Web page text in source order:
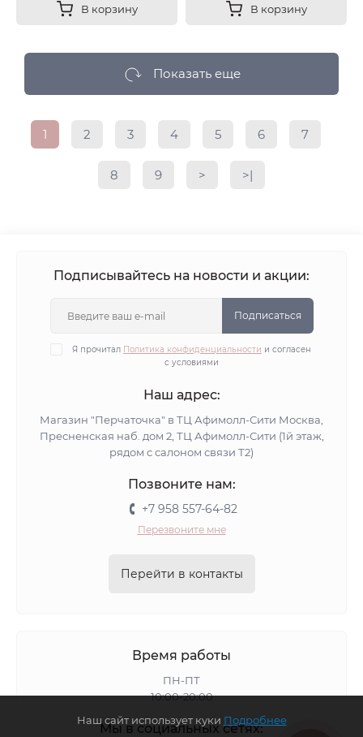
В корзину В корзину
Показать еще
1 2 3 4 5 6 7
8 9 > >|
Подписывайтесь на новости и акции:
Подписаться
Я прочитал Политика конфиденциальности и согласен
с условиями
Наш адрес:
Магазин "Перчаточка" в ТЦ Афимолл-Сити Москва,
Пресненская наб. дом 2, ТЦ Афимолл-Сити (1й этаж,
рядом с салоном связи Т2)
Позвоните нам:
+7 958 557-64-82
Перезвоните мне
Перейти в контакты
Время работы
ПН-ПТ
10:00-20:00
Мы в социальных сетях:
Наш сайт использует куки Подробнее